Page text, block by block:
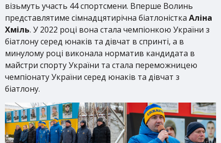
візьмуть участь 44 спортсмени. Вперше Волинь
представлятиме сімнадцятирічна біатлоністка Аліна
Хміль. У 2022 році вона стала чемпіонкою України з
біатлону серед юнаків та дівчат в спринті, а в
минулому році виконала норматив кандидата в
майстри спорту України та стала переможницею
чемпіонату України серед юнаків та дівчат з
біатлону.